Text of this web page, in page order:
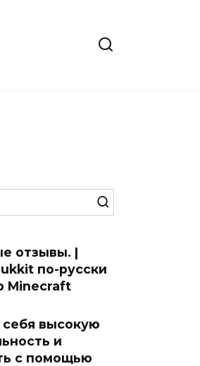
отзывы. |
по-русски
Minecraft
высокую
и
с помощью